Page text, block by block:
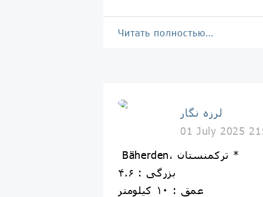
Читать полностью…
لرزه نگار
01 July 2025
Bäherden، ترکمنستان *
بزرگی : ۴.۶
عمق : ۱۰ کیلومتر